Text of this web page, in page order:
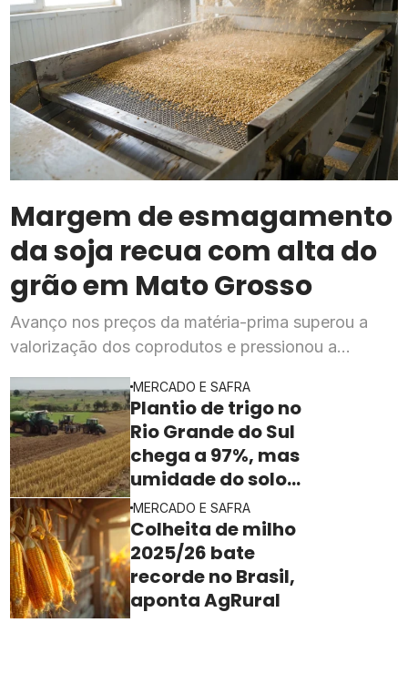
Margem de esmagamento
da soja recua com alta do
grão em Mato Grosso
Avanço nos preços da matéria-prima superou a
valorização dos coprodutos e pressionou a
segundo o ImeaMERCADO E SAFRA
Plantio de trigo no
Rio Grande do Sul
chega a 97%, mas
umidade do solo
ainda freia o ritmo
MERCADO E SAFRA
Colheita de milho
2025/26 bate
recorde no Brasil,
aponta AgRural